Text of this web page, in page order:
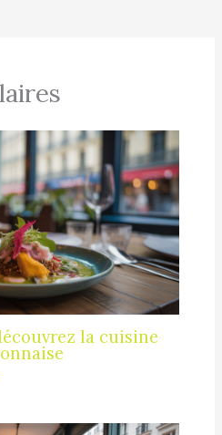
la cuisine